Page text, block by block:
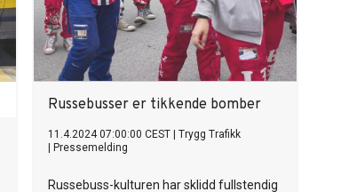
Russebusser er tikkende bomber
11.4.2024 07:00:00 CEST
Trygg Trafikk
Pressemelding
Russebuss-kulturen har sklidd fullstendig